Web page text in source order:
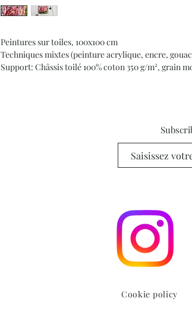
Peintures sur toiles, 100x100 cm
Techniques mixtes (peinture acrylique, encre,
Support: Châssis toilé 100% coton 350 g/m², grain
Cookie policy